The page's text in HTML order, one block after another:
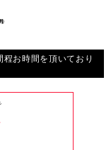
お時間を頂いており